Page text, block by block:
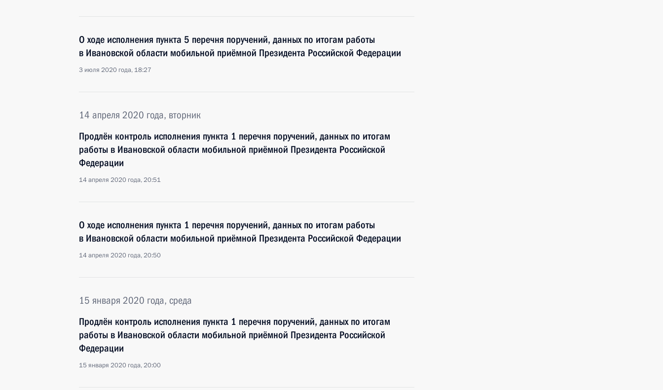
О ходе исполнения пункта 5 перечня поручений, данных по итогам работы
в Ивановской области мобильной приёмной Президента Российской Федерации
3 июля 2020 года, 18:27
14 апреля 2020 года, вторник
Продлён контроль исполнения пункта 1 перечня поручений, данных по итогам
работы в Ивановской области мобильной приёмной Президента Российской
Федерации
14 апреля 2020 года, 20:51
О ходе исполнения пункта 1 перечня поручений, данных по итогам работы
в Ивановской области мобильной приёмной Президента Российской Федерации
14 апреля 2020 года, 20:50
15 января 2020 года, среда
Продлён контроль исполнения пункта 1 перечня поручений, данных по итогам
работы в Ивановской области мобильной приёмной Президента Российской
Федерации
15 января 2020 года, 20:00